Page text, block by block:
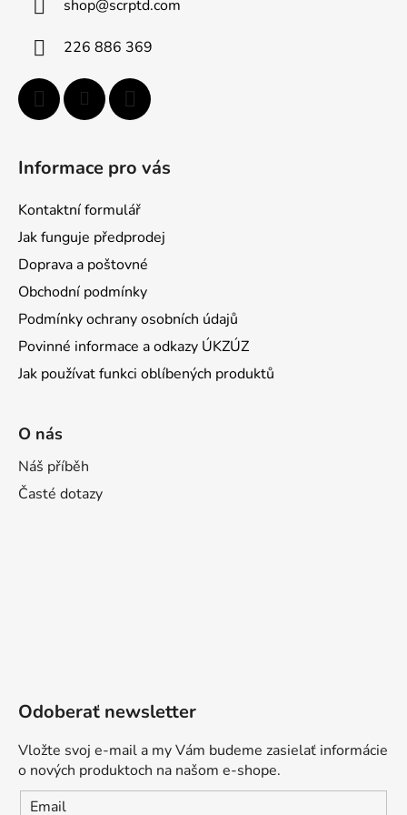
shop@scrptd.com
226 886 369
Informace pro vás
Kontaktní formulář
Jak funguje předprodej
Doprava a poštovné
Obchodní podmínky
Podmínky ochrany osobních údajů
Povinné informace a odkazy ÚKZÚZ
Jak používat funkci oblíbených produktů
O nás
Náš příběh
Časté dotazy
Odoberať newsletter
Vložte svoj e-mail a my Vám budeme zasielať informácie
o nových produktoch na našom e-shope.
Email